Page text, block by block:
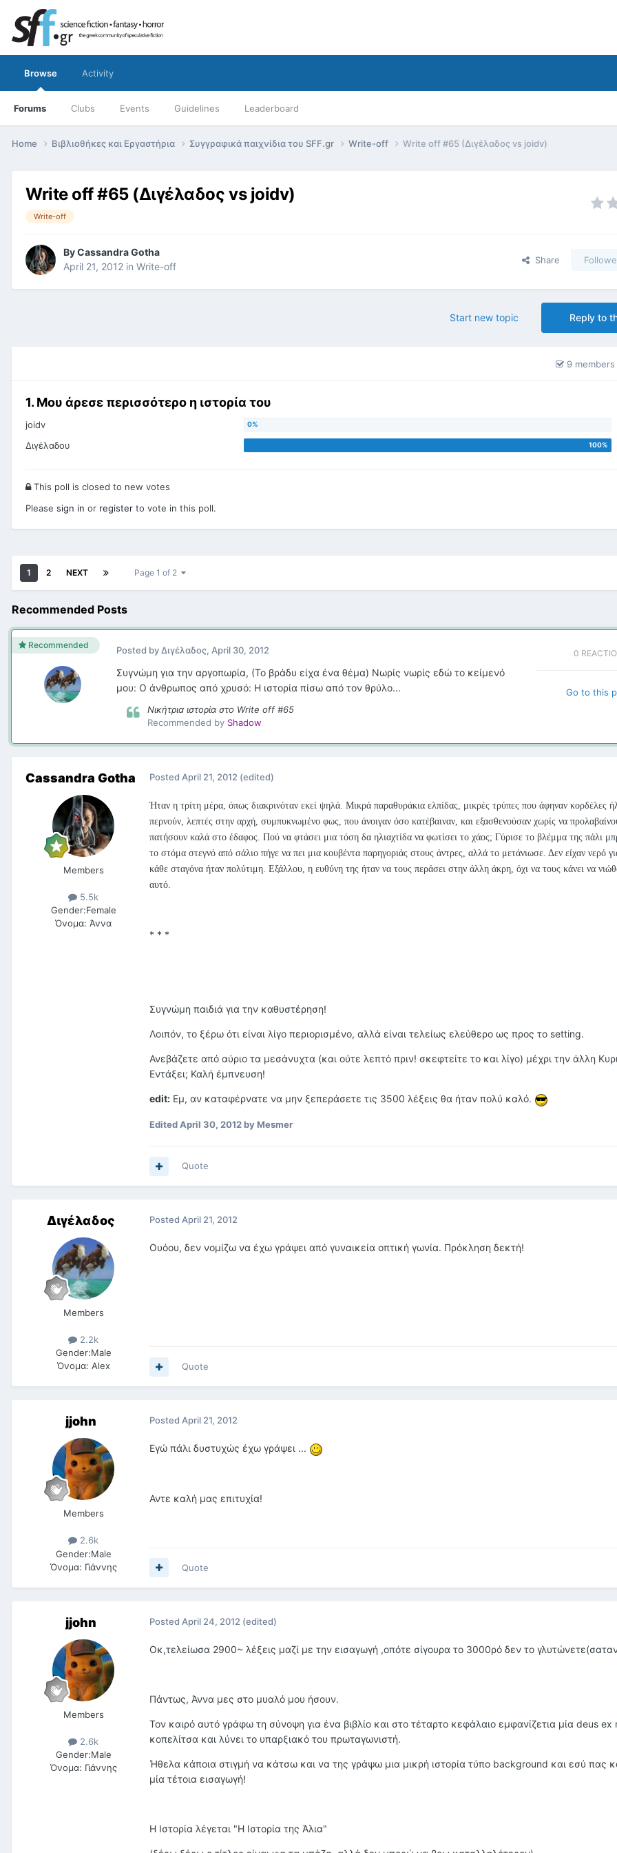
Browse
Forums Clubs Events Guidelines Leaderboard
Activity
Home Βιβλιοθήκες και Εργαστήρια Συγγραφικά παιχνίδια του SFF.gr Write-off Write off #65 (Διγέλαδος vs joidv)
Write off #65 (Διγέλαδος vs joidv)
Write-off
ByCassandra Gotha
April 21, 2012 in Write-off
Share
Reply to
Start new topic
9
1. Μου άρεσε περισσότερο η ιστορία του
joidv
Διγέλαδου
This poll is closed to new votes
Please sign in or register to vote in this poll.
1 2 NEXT Page 1 of 2
Recommended Posts
Recommended Posted by Διγέλαδος, April 30, 2012
Συγνώμη για την αργοπωρία, (Το βράδυ είχα ένα θέμα) Νωρίς νωρίς εδώ το κείμενό
μου: Ο άνθρωπος από χρυσό: Η ιστορία πίσω από τον θρύλο...
Νικήτρια ιστορία στο Write off #65
Recommended by Shadow
0
Go to this
Cassandra Gotha
Members
5.5k
Gender:Female
Όνομα: Άννα
Posted April 21, 2012 (edited)
Ήταν η τρίτη μέρα, όπως διακρινόταν εκεί ψηλά. Μικρά παραθυράκια ελπίδας, μικρές τρύπες που άφηναν κορδέλες
περνούν, λεπτές στην αρχή, συμπυκνωμένο φως, που άνοιγαν όσο κατέβαιναν, και εξασθενούσαν χωρίς να
πατήσουν καλά στο έδαφος. Πού να φτάσει μια τόση δα ηλιαχτίδα να φωτίσει το χάος; Γύρισε το βλέμμα της πάλι
το στόμα στεγνό από σάλιο πήγε να πει μια κουβέντα παρηγοριάς στους άντρες, αλλά το μετάνιωσε. Δεν είχαν νερό
κάθε σταγόνα ήταν πολύτιμη. Εξάλλου, η ευθύνη της ήταν να τους περάσει στην άλλη άκρη, όχι να τους κάνει να
αυτό.
* * *
Συγνώμη παιδιά για την καθυστέρηση!
Λοιπόν, το ξέρω ότι είναι λίγο περιορισμένο, αλλά είναι τελείως ελεύθερο ως προς το setting.
Ανεβάζετε από αύριο τα μεσάνυχτα (και ούτε λεπτό πριν! σκεφτείτε το και λίγο) μέχρι την άλλη
Εντάξει; Καλή έμπνευση!
edit: Εμ, αν καταφέρνατε να μην ξεπεράσετε τις 3500 λέξεις θα ήταν πολύ καλό.
EditedApril 30, 2012by Mesmer
Quote
Διγέλαδος
Members
2.2k
Gender:Male
Όνομα: Alex
Posted April 21, 2012
Ουόου, δεν νομίζω να έχω γράψει από γυναικεία οπτική γωνία. Πρόκληση δεκτή!
Quote
jjohn
Members
2.6k
Gender:Male
Όνομα: Γιάννης
Posted April 21, 2012
Εγώ πάλι δυστυχώς έχω γράψει ...
Αντε καλή μας επιτυχία!
Quote
jjohn
Members
2.6k
Gender:Male
Όνομα: Γιάννης
Posted April 24, 2012 (edited)
Οκ,τελείωσα 2900~ λέξεις μαζί με την εισαγωγή ,οπότε σίγουρα το 3000ρό δεν το
Πάντως, Άννα μες στο μυαλό μου ήσουν.
Τον καιρό αυτό γράφω τη σύνοψη για ένα βιβλίο και στο τέταρτο κεφάλαιο εμφανίζετια μία deus ex
κοπελίτσα και λύνει το υπαρξιακό του πρωταγωνιστή.
Ήθελα κάποια στιγμή να κάτσω και να της γράψω μια μικρή ιστορία τύπο background και εσύ πας
μία τέτοια εισαγωγή!
Η Ιστορία λέγεται "H Ιστορία της Άλια"